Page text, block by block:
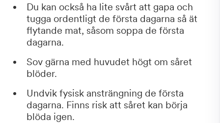
Du kan också ha lite svårt att gapa och
tugga ordentligt de första dagarna så ät
flytande mat, såsom soppa de första
dagarna.
Sov gärna med huvudet högt om såret
blöder.
Undvik fysisk ansträngning de första
dagarna. Finns risk att såret kan börja
blöda igen.